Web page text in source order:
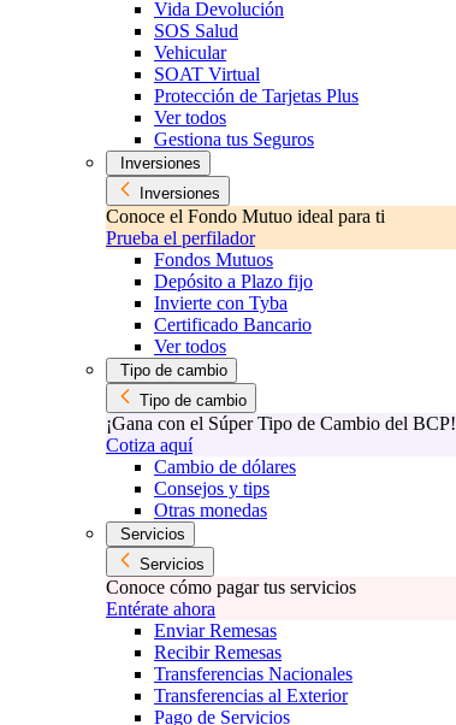
Vida Devolución
SOS Salud
Vehicular
SOAT Virtual
Protección de Tarjetas Plus
Ver todos
Gestiona tus Seguros
Inversiones
Inversiones
Conoce el Fondo Mutuo ideal para ti
Prueba el perfilador
Fondos Mutuos
Depósito a Plazo fijo
Invierte con Tyba
Certificado Bancario
Ver todos
Tipo de cambio
Tipo de cambio
¡Gana con el Súper Tipo de Cambio del BCP!
Cotiza aquí
Cambio de dólares
Consejos y tips
Otras monedas
Servicios
Servicios
Conoce cómo pagar tus servicios
Entérate ahora
Enviar Remesas
Recibir Remesas
Transferencias Nacionales
Transferencias al Exterior
Pago de Servicios